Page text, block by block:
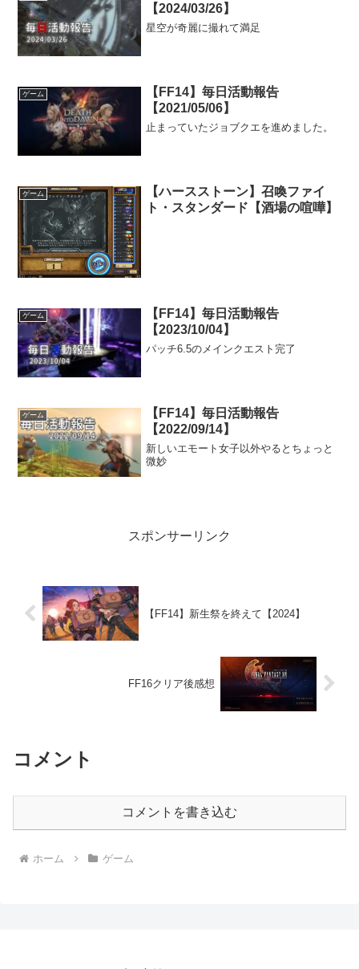
【2024/03/26】
星空が奇麗に撮れて満足
ゲーム
【FF14】毎日活動報告
【2021/05/06】
止まっていたジョブクエを進めました。
ゲーム
【ハースストーン】召喚ファイ
ト・スタンダード【酒場の喧嘩】
ゲーム
【FF14】毎日活動報告
【2023/10/04】
パッチ6.5のメインクエスト完了
ゲーム
【FF14】毎日活動報告
【2022/09/14】
新しいエモート女子以外やるとちょっと
微妙
スポンサーリンク
【FF14】新生祭を終えて【2024】
FF16クリア後感想
コメント
コメントを書き込む
ホーム ゲーム